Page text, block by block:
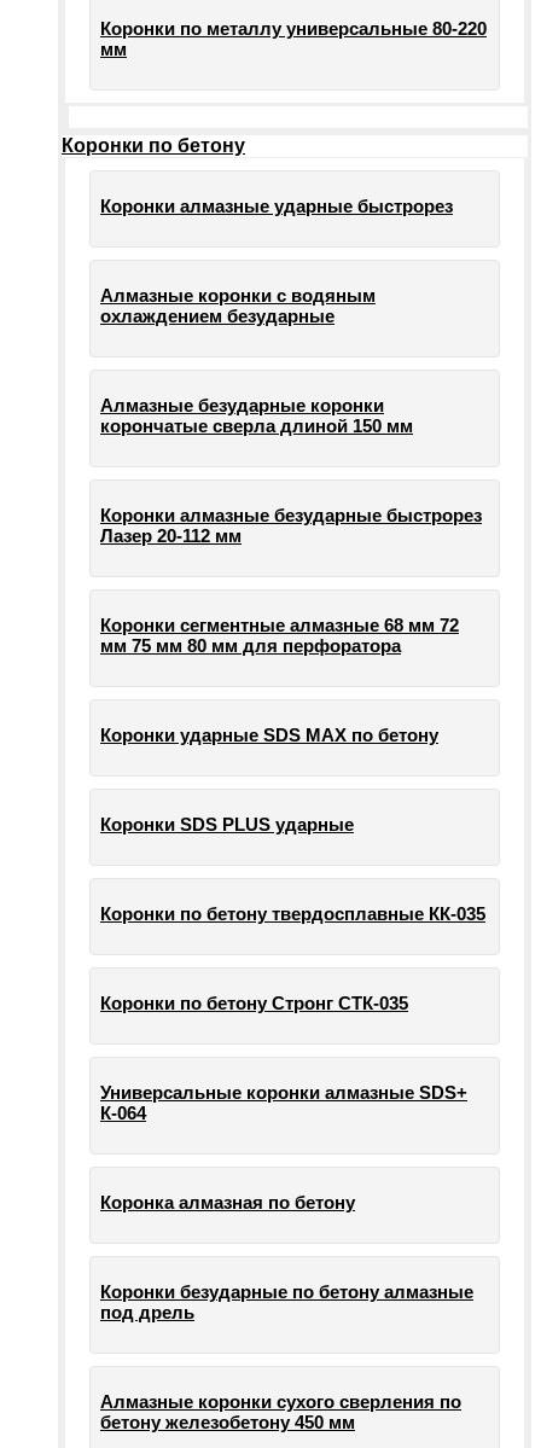
Коронки по металлу универсальные 80-220
мм
Коронки по бетону
Коронки алмазные ударные быстрорез
Алмазные коронки с водяным
охлаждением безударные
Алмазные безударные коронки
корончатые сверла длиной 150 мм
Коронки алмазные безударные быстрорез
Лазер 20-112 мм
Коронки сегментные алмазные 68 мм 72
мм 75 мм 80 мм для перфоратора
Коронки ударные SDS MAX по бетону
Коронки SDS PLUS ударные
Коронки по бетону твердосплавные КК-035
Коронки по бетону Стронг СТК-035
Универсальные коронки алмазные SDS+
К-064
Коронка алмазная по бетону
Коронки безударные по бетону алмазные
под дрель
Алмазные коронки сухого сверления по
бетону железобетону 450 мм